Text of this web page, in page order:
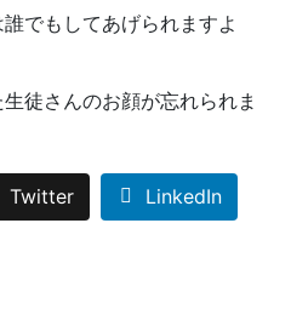
でもしてあげられますよ
徒さんのお顔が忘れられま
Twitter LinkedIn